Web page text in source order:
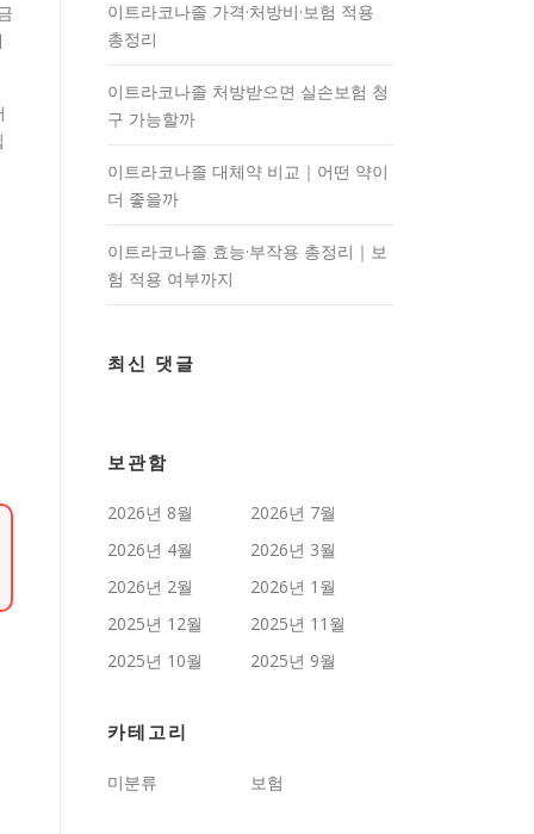
이트라코나졸 가격·처방비·보험 적용
총정리
이트라코나졸 처방받으면 실손보험 청
구 가능할까
이트라코나졸 대체약 비교｜어떤 약이
더 좋을까
이트라코나졸 효능·부작용 총정리｜보
험 적용 여부까지
최신 댓글
보관함
2026년 8월
2026년 7월
2026년 4월
2026년 3월
2026년 2월
2026년 1월
2025년 12월
2025년 11월
2025년 10월
2025년 9월
카테고리
미분류 보험